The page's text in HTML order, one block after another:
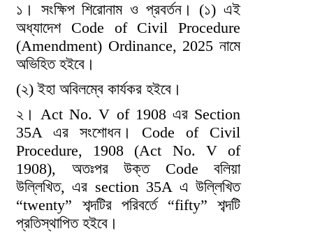
১। সংক্ষিপ শিরোনাম ও প্রবর্তন। (১) এই
অধ্যাদেশ Code of Civil Procedure
(Amendment) Ordinance, 2025 নামে
অভিহিত হইবে।
(২) ইহা অবিলম্বে কার্যকর হইবে।
২। Act No. V of 1908 এর Section
35A এর সংশোধন। Code of Civil
Procedure, 1908 (Act No. V of
1908), অতঃপর উক্ত Code বলিয়া
উল্লিখিত, এর section 35A এ উল্লিখিত
“twenty” শব্দটির পরিবর্তে “fifty” শব্দটি
প্রতিস্থাপিত হইবে।